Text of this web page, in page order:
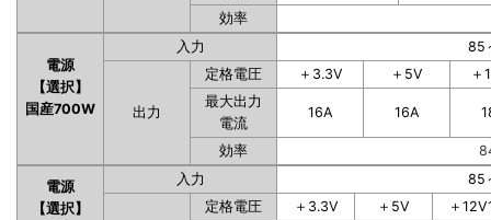
効率
電源
【選択】
国産700W
入力 85
出力
定格電圧 ＋3.3V ＋5V
＋
最大出力
電流
16A 16A
効率
電源
【選択】
入力 85
定格電圧 ＋3.3V ＋5V
＋